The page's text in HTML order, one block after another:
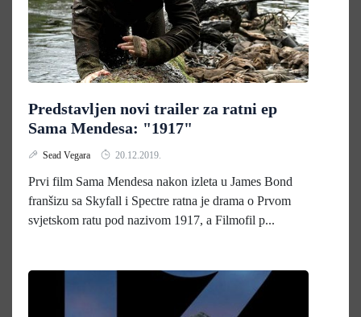
Predstavljen novi trailer za ratni ep
Sama Mendesa: "1917"
Sead Vegara 20.12.2019.
Prvi film Sama Mendesa nakon izleta u James Bond
franšizu sa Skyfall i Spectre ratna je drama o Prvom
svjetskom ratu pod nazivom 1917, a Filmofil p...